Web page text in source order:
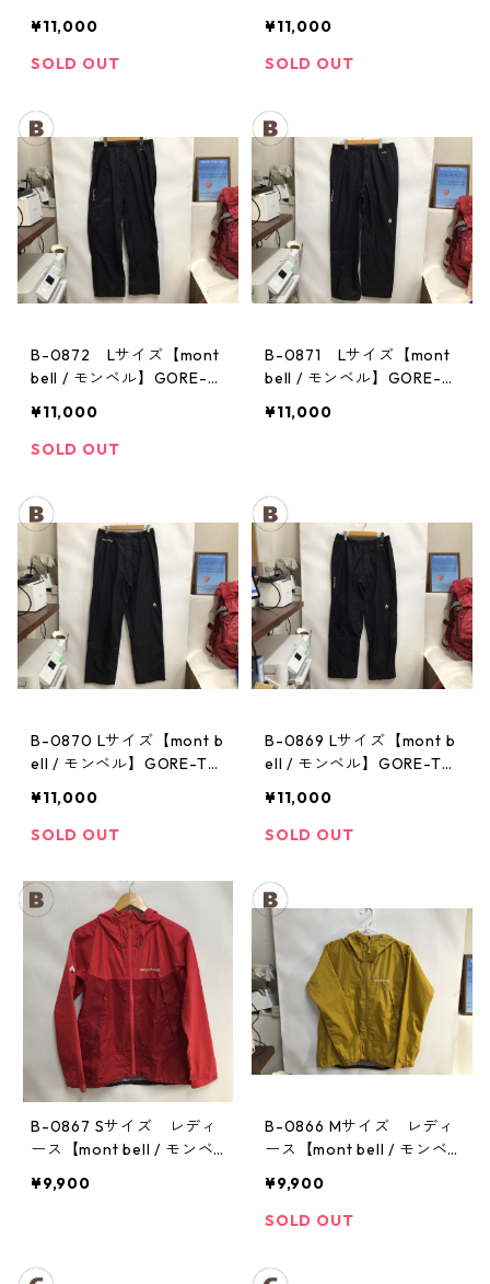
パンツ：メンズBK
¥11,000
SOLD OUT
パンツ：メンズBK
¥11,000
SOLD OUT
B-0872 Lサイズ【mont
bell / モンベル】GORE-T
パンツ：メンズBK
¥11,000
SOLD OUT
B-0871 Lサイズ【mont
bell / モンベル】GORE-T
パンツ：メンズBK
¥11,000
B-0870 Lサイズ【mont b
ell / モンベル】GORE-TE
ンツ：メンズBK
¥11,000
SOLD OUT
B-0869 Lサイズ【mont b
ell / モンベル】GORE-TE
ンツ：メンズBK
¥11,000
SOLD OUT
B-0867 Sサイズ レディ
ース【mont bell / モンベ
ジャケット： レディース
¥9,900
B-0866 Mサイズ レディ
ース【mont bell / モンベ
ジャケット： レディース
¥9,900
SOLD OUT